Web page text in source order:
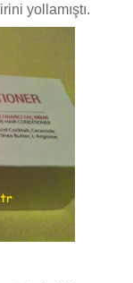
yollamıştı.